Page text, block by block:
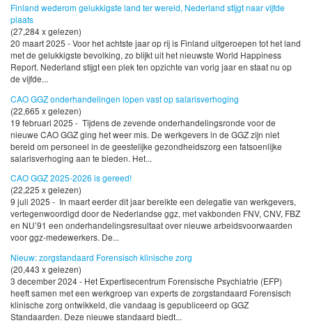
Finland wederom gelukkigste land ter wereld, Nederland stijgt naar vijfde
plaats
(27,284 x gelezen)
20 maart 2025 - Voor het achtste jaar op rij is Finland uitgeroepen tot het land
met de gelukkigste bevolking, zo blijkt uit het nieuwste World Happiness
Report. Nederland stijgt een plek ten opzichte van vorig jaar en staat nu op
de vijfde...
CAO GGZ onderhandelingen lopen vast op salarisverhoging
(22,665 x gelezen)
19 februari 2025 - Tijdens de zevende onderhandelingsronde voor de
nieuwe CAO GGZ ging het weer mis. De werkgevers in de GGZ zijn niet
bereid om personeel in de geestelijke gezondheidszorg een fatsoenlijke
salarisverhoging aan te bieden. Het...
CAO GGZ 2025-2026 is gereed!
(22,225 x gelezen)
9 juli 2025 - In maart eerder dit jaar bereikte een delegatie van werkgevers,
vertegenwoordigd door de Nederlandse ggz, met vakbonden FNV, CNV, FBZ
en NU’91 een onderhandelingsresultaat over nieuwe arbeidsvoorwaarden
voor ggz-medewerkers. De...
Nieuw: zorgstandaard Forensisch klinische zorg
(20,443 x gelezen)
3 december 2024 - Het Expertisecentrum Forensische Psychiatrie (EFP)
heeft samen met een werkgroep van experts de zorgstandaard Forensisch
klinische zorg ontwikkeld, die vandaag is gepubliceerd op GGZ
Standaarden. Deze nieuwe standaard biedt...